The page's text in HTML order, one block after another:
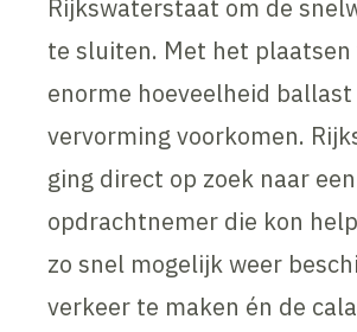
Rijkswaterstaat om de
te sluiten. Met het plaatsen
enorme hoeveelheid
vervorming voorkomen.
ging direct op zoek naar een
opdrachtnemer die kon
zo snel mogelijk weer
verkeer te maken én de